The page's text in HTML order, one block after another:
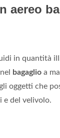
aereo
in quantità
bagaglio a
oggetti che
e del velivolo.